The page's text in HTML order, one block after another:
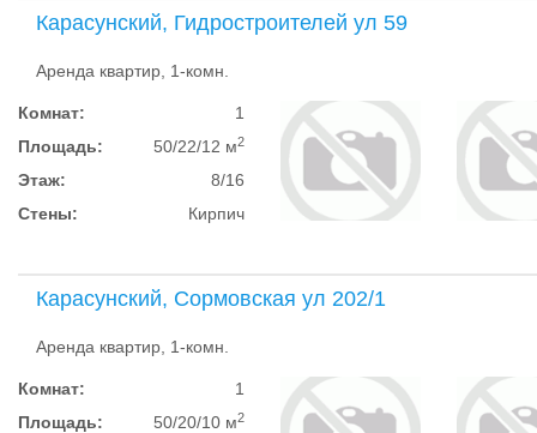
Карасунский, Гидростроителей ул 59
Аренда квартир, 1-комн.
Комнат:
1
Площадь:
50/22/12 м2
Этаж:
8/16
Стены:
Кирпич
Карасунский, Сормовская ул 202/1
Аренда квартир, 1-комн.
Комнат:
1
Площадь:
50/20/10 м2